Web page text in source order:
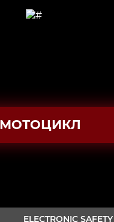
ELECTRONIC